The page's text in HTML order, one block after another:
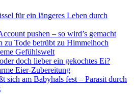
für ein längeres Leben durch
pushen – so wird’s gemacht
zu Tode betrübt zu Himmelhoch
Gefühlswelt
doch lieber ein gekochtes Ei?
Eier-Zubereitung
sich am Babyhals fest – Parasit durch